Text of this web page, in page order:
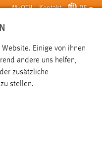
MyOTH Kontakt DE
SUCHE
Einige von ihnen
andere uns helfen,
zusätzliche
stellen.